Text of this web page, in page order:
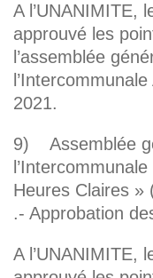
A l’UNANIMITE,
approuvé les
l’assemblée
2021.
9) Assemblée
Heures Claires
.- Approbation
A l’UNANIMITE,